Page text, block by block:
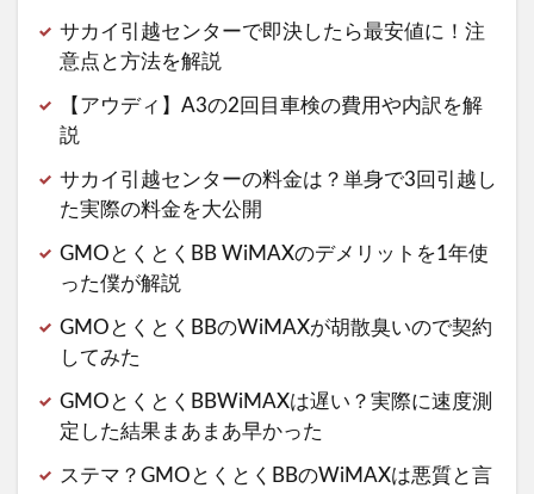
サカイ引越センターで即決したら最安値に！注
意点と方法を解説
【アウディ】A3の2回目車検の費用や内訳を解
説
サカイ引越センターの料金は？単身で3回引越し
た実際の料金を大公開
GMOとくとくBB WiMAXのデメリットを1年使
った僕が解説
GMOとくとくBBのWiMAXが胡散臭いので契約
してみた
GMOとくとくBBWiMAXは遅い？実際に速度測
定した結果まあまあ早かった
ステマ？GMOとくとくBBのWiMAXは悪質と言